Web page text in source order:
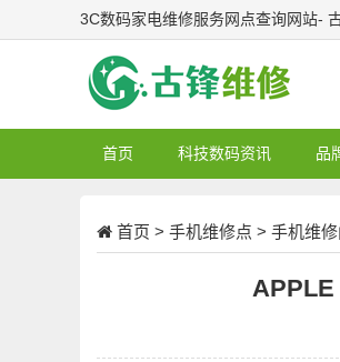
3C数码家电维修服务网点查询网站-
首页 科技数码资讯 品
首页 > 手机维修点 > 手机维
APPLE